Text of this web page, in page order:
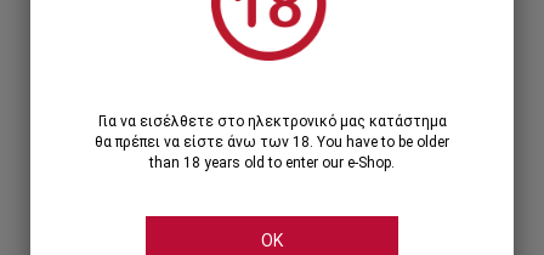
Για να εισέλθετε στο ηλεκτρονικό μας κατάστημα
θα πρέπει να είστε άνω των 18. You have to be older
than 18 years old to enter our e-Shop.
OK